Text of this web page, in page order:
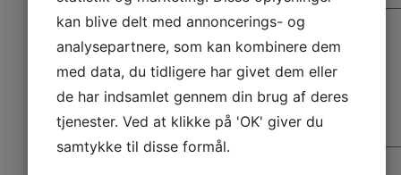
CAPTCHA
kan blive delt med annoncerings- og
analysepartnere, som kan kombinere dem
med data, du tidligere har givet dem eller
de har indsamlet gennem din brug af deres
tjenester. Ved at klikke på 'OK' giver du
samtykke til disse formål.